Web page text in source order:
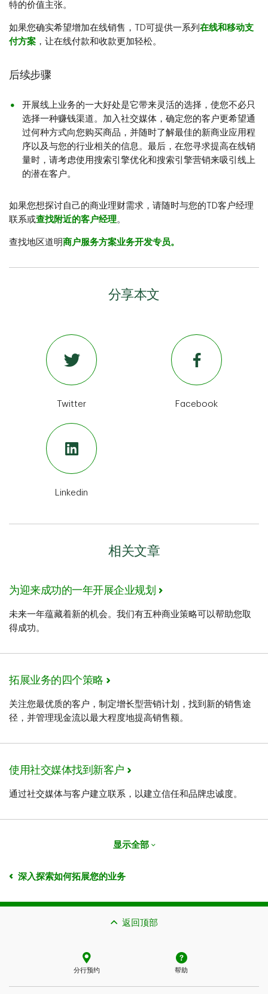
特的价值主张。
如果您确实希望增加在线销售，TD可提供一系列 在线和移动支
付方案 ，让在线付款和收款更加轻松。
后续步骤
开展线上业务的一大好处是它带来灵活的选择，使您不必只
选择一种赚钱渠道。加入社交媒体，确定您的客户更希望通
过何种方式向您购买商品，并随时了解最佳的新商业应用程
序以及与您的行业相关的信息。最后，在您寻求提高在线销
量时，请考虑使用搜索引擎优化和搜索引擎营销来吸引线上
的潜在客户。
如果您想探讨自己的商业理财需求，请随时与您的TD客户经理
联系或查找附近的客户经理。
查找地区道明 商户服务方案业务开发专员。
分享本文
Twitter Facebook
Linkedin
相关文章
为迎来成功的一年开展企业规划
未来一年蕴藏着新的机会。我们有五种商业策略可以帮助您取
得成功。
拓展业务的四个策略
关注您最优质的客户，制定增长型营销计划，找到新的销售途
径，并管理现金流以最大程度地提高销售额。
使用社交媒体找到新客户
通过社交媒体与客户建立联系，以建立信任和品牌忠诚度。
显示全部
深入探索如何拓展您的业务
返回顶部
分行预约 帮助